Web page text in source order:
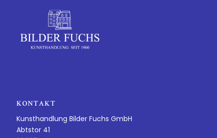
KONTAKT
Kunsthandlung Bilder Fuchs GmbH
Abtstor 41